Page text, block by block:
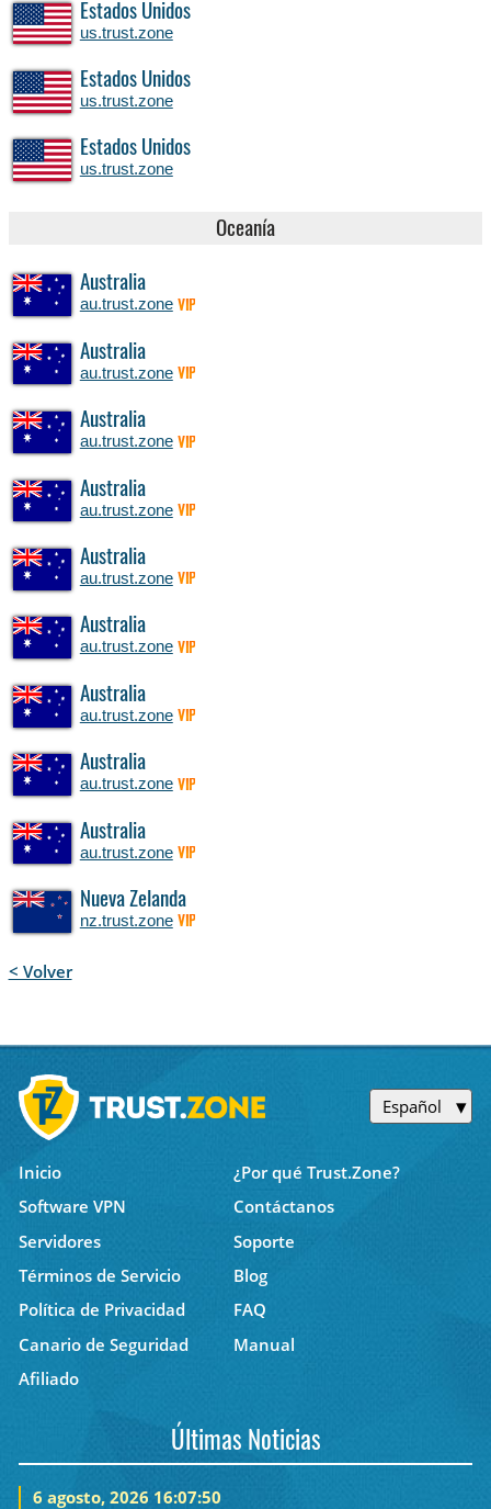
Estados Unidos
us.trust.zone
Estados Unidos
us.trust.zone
Estados Unidos
us.trust.zone
Oceanía
Australia
au.trust.zone VIP
Australia
au.trust.zone VIP
Australia
au.trust.zone VIP
Australia
au.trust.zone VIP
Australia
au.trust.zone VIP
Australia
au.trust.zone VIP
Australia
au.trust.zone VIP
Australia
au.trust.zone VIP
Australia
au.trust.zone VIP
Nueva Zelanda
nz.trust.zone VIP
< Volver
Español
Inicio
¿Por qué Trust.Zone?
Software VPN
Contáctanos
Servidores
Soporte
Términos de Servicio
Blog
Política de Privacidad
FAQ
Canario de Seguridad
Manual
Afiliado
Últimas Noticias
6 agosto, 2026 16:07:50